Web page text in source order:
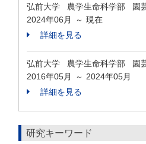
弘前大学 農学生命科学部 園
2024年06月
～ 現在
詳細を見る
弘前大学 農学生命科学部 園
2016年05月
～ 2024年05月
詳細を見る
研究キーワード